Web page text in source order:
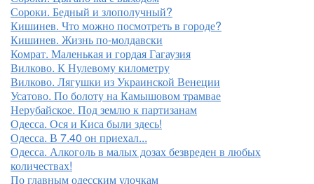
Сороки. Бедный и злополучный?
Кишинев. Что можно посмотреть в городе?
Кишинев. Жизнь по-молдавски
Комрат. Маленькая и гордая Гагаузия
Вилково. К Нулевому километру
Вилково. Лягушки из Украинской Венеции
Усатово. По болоту на Камышовом трамвае
Нерубайское. Под землю к партизанам
Одесса. Ося и Киса были здесь!
Одесса. В 7.40 он приехал...
Одесса. Алкоголь в малых дозах безвреден в любых
количествах!
По главным одесским улочкам